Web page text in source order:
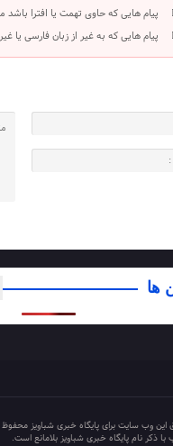
پیام هایی که حاوی تهمت یا افترا
پیام هایی که به غیر از زبان فارسی یا
ها
این وب سایت برای پایگاه خبری شباویز
ذکر نام پایگاه خبری شباویز بلامانع است.